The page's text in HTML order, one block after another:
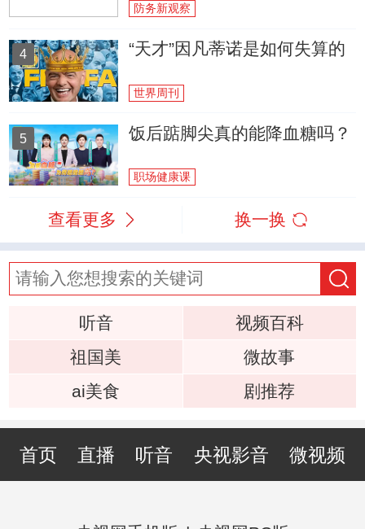
防务新观察
4 “天才”因凡蒂诺是如何失算的
世界周刊
5 饭后踮脚尖真的能降血糖吗？
职场健康课
查看更多 换一换
听音
视频百科
祖国美
微故事
ai美食
剧推荐
首页 直播 听音 央视影音 微视频